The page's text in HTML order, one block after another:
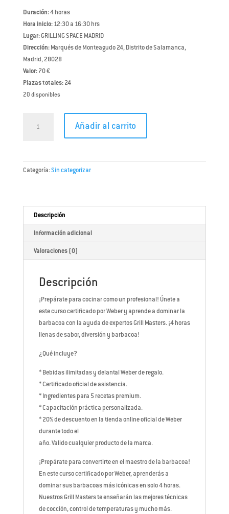
Duración:4 horas
Hora inicio:12:30 a 16:30 hrs
Lugar:GRILLING SPACE MADRID
Dirección:Marqués de Monteagudo 24, Distrito de Salamanca,
Madrid, 28028
Valor:70 €
Plazas totales:24
20 disponibles
BARBACOA
Sábado
septiembre
cantidad
Añadir al carrito
Categoría:Sin categorizar
Descripción
Información adicional
Valoraciones (0)
Descripción
¡Prepárate para cocinar como un profesional! Únete a
este curso certificado por Weber y aprende a dominar la
barbacoa con la ayuda de expertos Grill Masters. ¡4 horas
llenas de sabor, diversión y barbacoa!
¿Qué incluye?
* Bebidas ilimitadas y delantal Weber de regalo.
* Certificado oficial de asistencia.
* Ingredientes para 5 recetas premium.
* Capacitación práctica personalizada.
* 20% de descuento en la tienda online oficial de Weber
durante todo el
año. Valido cualquier producto de la marca.
¡Prepárate para convertirte en el maestro de la barbacoa!
En este curso certificado por Weber, aprenderás a
dominar sus barbacoas más icónicas en solo 4 horas.
Nuestros Grill Masters te enseñarán las mejores técnicas
de cocción, control de temperaturas y mucho más.